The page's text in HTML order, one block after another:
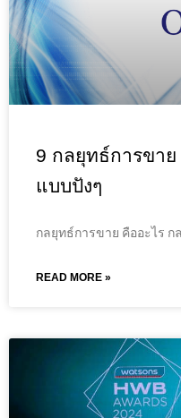
9 กลยุทธ์การขา
แบบปังๆ
กลยุทธ์การขาย คืออะไร ก
READ MORE »